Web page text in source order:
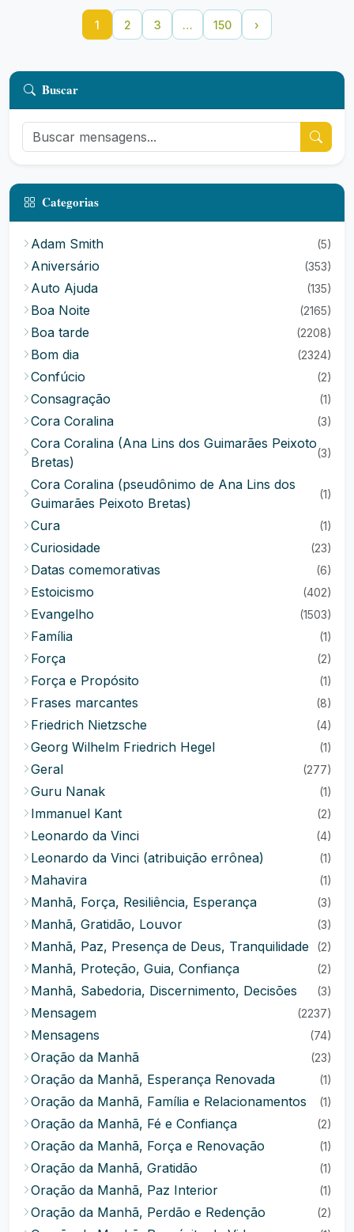
1 2 3 … 150 ›
Buscar
Categorias
Adam Smith (5)
Aniversário (353)
Auto Ajuda (135)
Boa Noite (2165)
Boa tarde (2208)
Bom dia (2324)
Confúcio (2)
Consagração (1)
Cora Coralina (3)
Cora Coralina (Ana Lins dos Guimarães Peixoto
Bretas)
(3)
Cora Coralina (pseudônimo de Ana Lins dos
Guimarães Peixoto Bretas)
(1)
Cura (1)
Curiosidade (23)
Datas comemorativas (6)
Estoicismo (402)
Evangelho (1503)
Família (1)
Força (2)
Força e Propósito (1)
Frases marcantes (8)
Friedrich Nietzsche (4)
Georg Wilhelm Friedrich Hegel (1)
Geral (277)
Guru Nanak (1)
Immanuel Kant (2)
Leonardo da Vinci (4)
Leonardo da Vinci (atribuição errônea) (1)
Mahavira (1)
Manhã, Força, Resiliência, Esperança (3)
Manhã, Gratidão, Louvor (3)
Manhã, Paz, Presença de Deus, Tranquilidade (2)
Manhã, Proteção, Guia, Confiança (2)
Manhã, Sabedoria, Discernimento, Decisões (3)
Mensagem (2237)
Mensagens (74)
Oração da Manhã (23)
Oração da Manhã, Esperança Renovada (1)
Oração da Manhã, Família e Relacionamentos (1)
Oração da Manhã, Fé e Confiança (2)
Oração da Manhã, Força e Renovação (1)
Oração da Manhã, Gratidão (1)
Oração da Manhã, Paz Interior (1)
Oração da Manhã, Perdão e Redenção (2)